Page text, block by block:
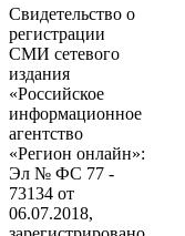
Свидетельство о
регистрации
СМИ сетевого
издания
«Российское
информационное
агентство
«Регион онлайн»:
Эл № ФС 77 -
73134 от
06.07.2018,